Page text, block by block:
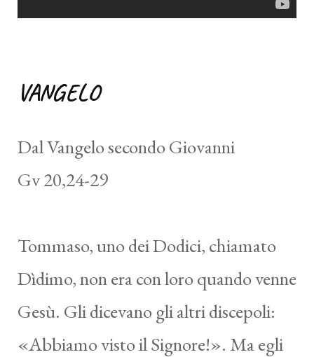
VANGELO
Dal Vangelo secondo Giovanni
Gv 20,24-29
Tommaso, uno dei Dodici, chiamato
Dìdimo, non era con loro quando venne
Gesù. Gli dicevano gli altri discepoli:
«Abbiamo visto il Signore!». Ma egli